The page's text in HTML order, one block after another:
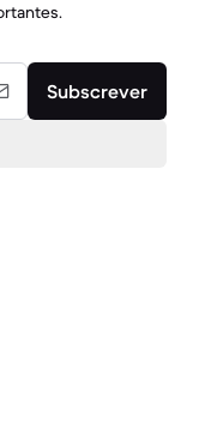
Subscrever